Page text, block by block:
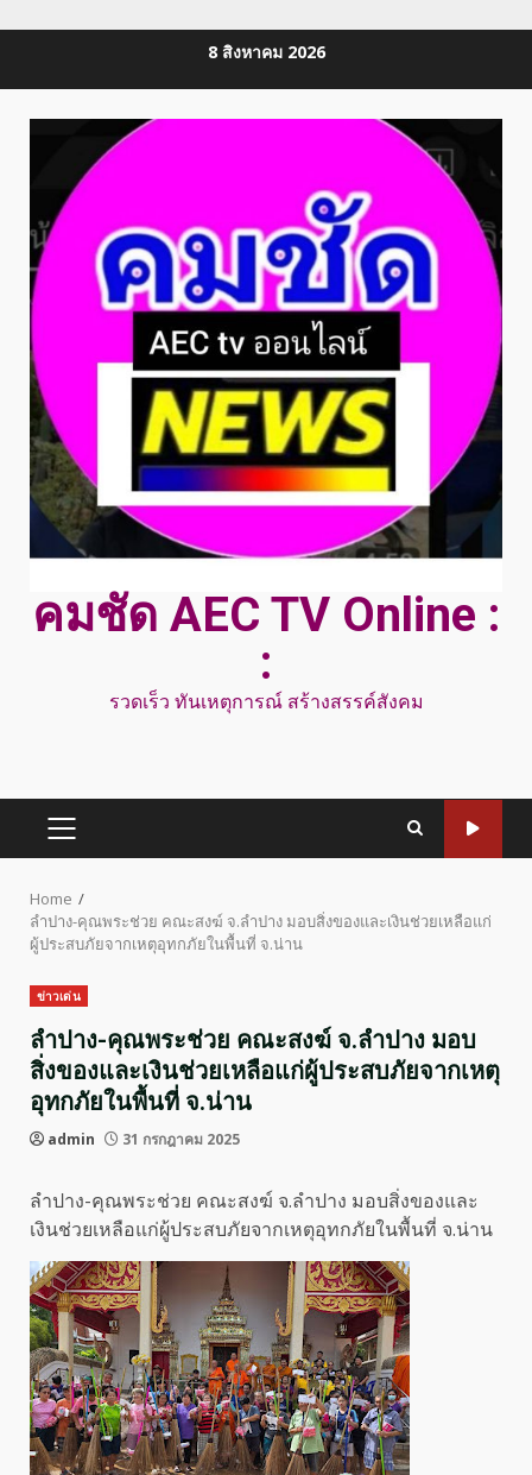
8 สิงหาคม 2026
คมชัด AEC TV Online :
:
รวดเร็ว ทันเหตุการณ์ สร้างสรรค์สังคม
PRIMARY
Home
ลำปาง-คุณพระช่วย คณะสงฆ์ จ.ลำปาง มอบสิ่งของและเงินช่วยเหลือแก่
ผู้ประสบภัยจากเหตุอุทกภัยในพื้นที่ จ.น่าน
ข่าวเด่น
ลำปาง-คุณพระช่วย คณะสงฆ์ จ.ลำปาง มอบ
สิ่งของและเงินช่วยเหลือแก่ผู้ประสบภัยจากเหตุ
อุทกภัยในพื้นที่ จ.น่าน
admin 31 กรกฎาคม 2025
ลำปาง-คุณพระช่วย คณะสงฆ์ จ.ลำปาง มอบสิ่งของและ
เงินช่วยเหลือแก่ผู้ประสบภัยจากเหตุอุทกภัยในพื้นที่ จ.น่าน